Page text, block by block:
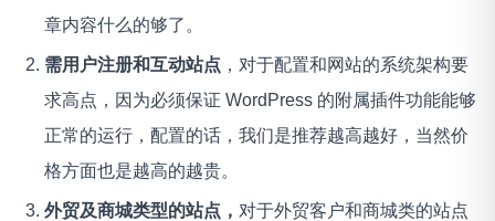
章内容什么的够了。
需用户注册和互动站点 ，对于配置和网站的系统架构要
求高点，因为必须保证 WordPress 的附属插件功能能够
正常的运行，配置的话，我们是推荐越高越好，当然价
格方面也是越高的越贵。
外贸及商城类型的站点， 对于外贸客户和商城类的站点